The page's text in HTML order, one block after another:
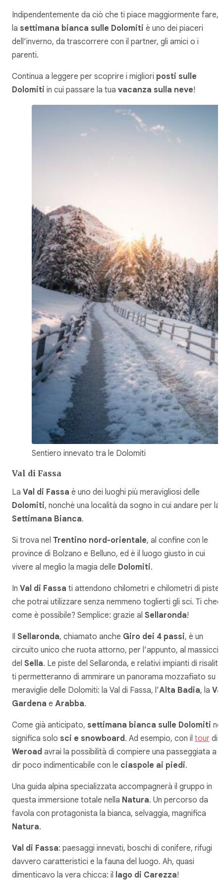
Indipendentemente da ciò che ti piace maggiormente fare,
la settimana bianca sulle Dolomiti è uno dei piaceri
dell’inverno, da trascorrere con il partner, gli amici o i
parenti.
Continua a leggere per scoprire i migliori posti sulle
Dolomiti in cui passare la tua vacanza sulla neve!
Sentiero innevato tra le Dolomiti
Val di Fassa
La Val di Fassa è uno dei luoghi più meravigliosi delle
Dolomiti, nonchè una località da sogno in cui andare per la
Settimana Bianca.
Si trova nel Trentino nord-orientale, al confine con le
province di Bolzano e Belluno, ed è il luogo giusto in cui
vivere al meglio la magia delle Dolomiti.
In Val di Fassa ti attendono chilometri e chilometri di piste,
che potrai utilizzare senza nemmeno toglierti gli sci. Ti
come è possibile? Semplice: grazie al Sellaronda!
Il Sellaronda, chiamato anche Giro dei 4 passi, è un
circuito unico che ruota attorno, per l’appunto, al
del Sella. Le piste del Sellaronda, e relativi impianti di
ti permetteranno di ammirare un panorama mozzafiato su 4
meraviglie delle Dolomiti: la Val di Fassa, l’Alta Badia, la
Gardena e Arabba.
Come già anticipato, settimana bianca sulle Dolomiti
significa solo sci e snowboard. Ad esempio, con il tour di
Weroad avrai la possibilità di compiere una passeggiata a
dir poco indimenticabile con le ciaspole ai piedi.
Una guida alpina specializzata accompagnerà il gruppo in
questa immersione totale nella Natura. Un percorso da
favola con protagonista la bianca, selvaggia, magnifica
Natura.
Val di Fassa: paesaggi innevati, boschi di conifere, rifugi
davvero caratteristici e la fauna del luogo. Ah, quasi
dimenticavo la vera chicca: il lago di Carezza!